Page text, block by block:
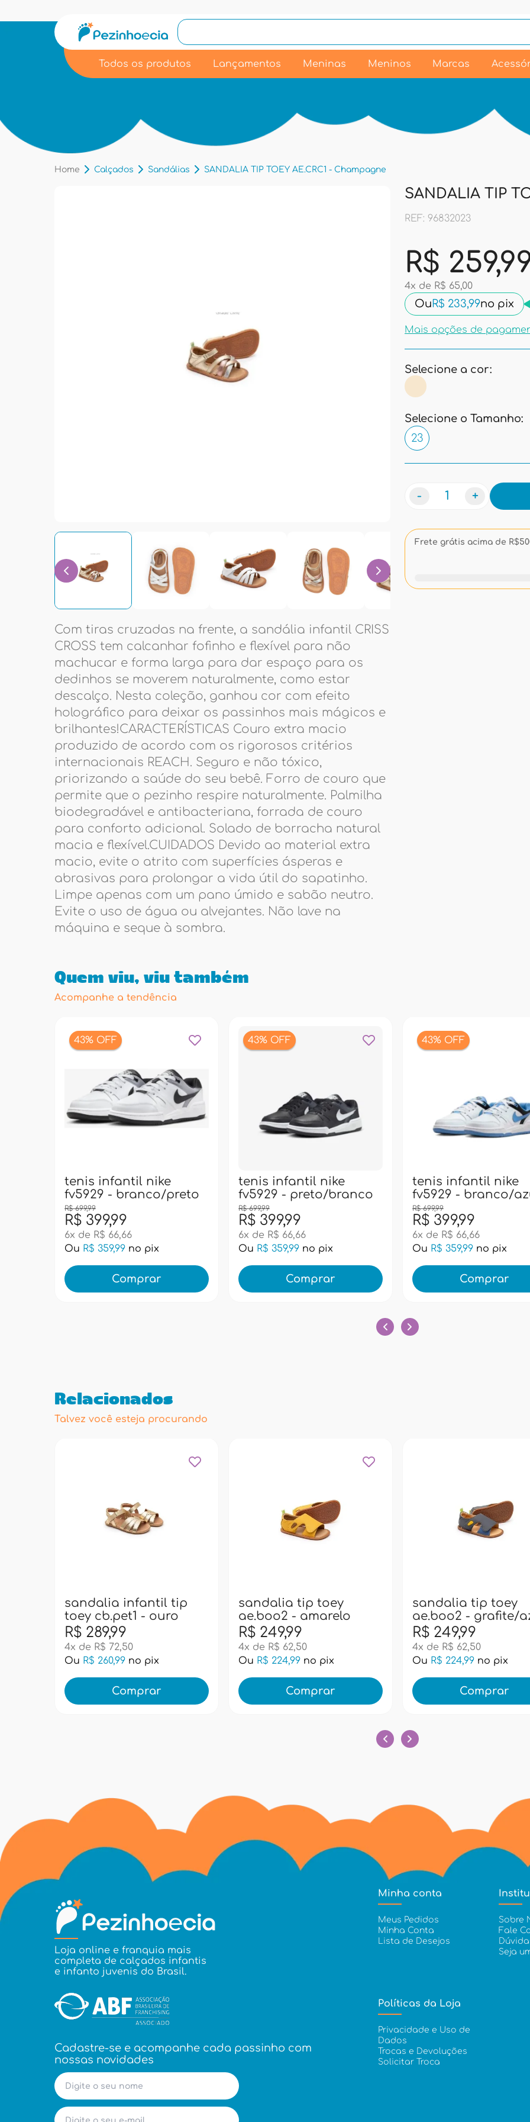
Todos os produtos Lançamentos Meninas Meninos Marcas
Home Calçados Sandálias SANDALIA TIP TOEY AE.CRC1 - Champagne
Com tiras cruzadas na frente, a sandália infantil CRISS
CROSS tem calcanhar fofinho e flexível para não
machucar e forma larga para dar espaço para os
dedinhos se moverem naturalmente, como estar
descalço. Nesta coleção, ganhou cor com efeito
holográfico para deixar os passinhos mais mágicos e
brilhantes!CARACTERÍSTICAS Couro extra macio
produzido de acordo com os rigorosos critérios
internacionais REACH. Seguro e não tóxico,
priorizando a saúde do seu bebê. Forro de couro que
permite que o pezinho respire naturalmente. Palmilha
biodegradável e antibacteriana, forrada de couro
para conforto adicional. Solado de borracha natural
macia e flexível.CUIDADOS Devido ao material extra
macio, evite o atrito com superfícies ásperas e
abrasivas para prolongar a vida útil do sapatinho.
Limpe apenas com um pano úmido e sabão neutro.
Evite o uso de água ou alvejantes. Não lave na
máquina e seque à sombra.
SANDALIA TIP
REF: 96832023
R$
4x de R$ 65,00
Ou R$ 233,99no pix
Mais opções de
Selecione a cor:
Selecione o Tamanho:
23
- +
Frete grátis acima de
Quem viu, viu também
Acompanhe a tendência
43% OFF
tenis infantil nike
fv5929 - branco/preto
R$ 399,99
R$ 699,99
6x de R$ 66,66
Ou R$ 359,99 no pix
Comprar
43% OFF
tenis infantil nike
fv5929 - preto/branco
R$ 399,99
R$ 699,99
6x de R$ 66,66
Ou R$ 359,99 no pix
Comprar
43% OFF
tenis infantil nike
fv5929 - branco/
R$ 399,99
R$ 699,99
6x de R$ 66,66
Ou R$ 359,99 no pix
Comprar
Relacionados
Talvez você esteja procurando
sandalia infantil tip
toey cb.pet1 - ouro
R$ 289,99
4x de R$ 72,50
Ou R$ 260,99 no pix
Comprar
sandalia tip toey
ae.boo2 - amarelo
R$ 249,99
4x de R$ 62,50
Ou R$ 224,99 no pix
Comprar
sandalia tip toey
ae.boo2 - grafite/
R$ 249,99
4x de R$ 62,50
Ou R$ 224,99 no pix
Comprar
Loja online e franquia mais
completa de calçados infantis
e infanto juvenis do Brasil.
Cadastre-se e acompanhe cada passinho com
nossas novidades
Minha conta
Meus Pedidos
Minha Conta
Lista de Desejos
Sobre
Fale
Seja
Políticas da Loja
Privacidade e Uso de
Dados
Trocas e Devoluções
Solicitar Troca